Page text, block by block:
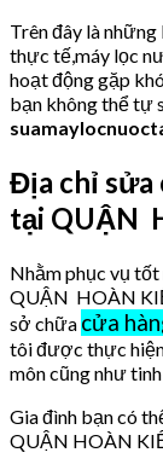
Trên đây là
thực tế,máy lọc
hoạt động gặp
bạn không thể tự
Địa chỉ sửa
tại QUẬN
Nhằm phục vụ tốt
QUẬN HOÀN
sở chữa cửa
tôi được thực
môn cũng như
Gia đình bạn có
QUẬN HOÀN